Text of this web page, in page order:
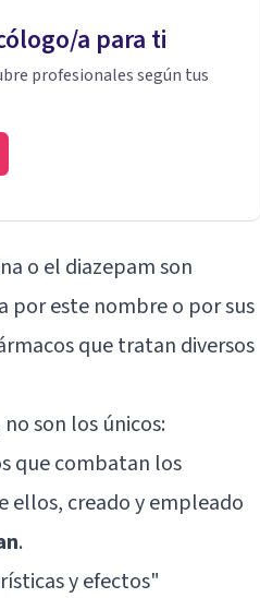
a para ti
profesionales según tus
o el diazepam son
por este nombre o por sus
que tratan diversos
son los únicos:
que combatan los
ellos, creado y empleado
.
y efectos"